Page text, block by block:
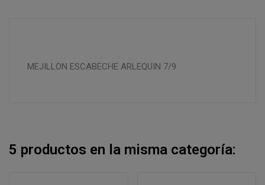
MEJILLON ESCABECHE ARLEQUIN 7/9
5 productos en la misma categoría: